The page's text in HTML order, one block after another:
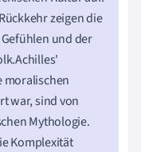
zeigen die
und der
moralischen
war, sind von
Mythologie.
Komplexität